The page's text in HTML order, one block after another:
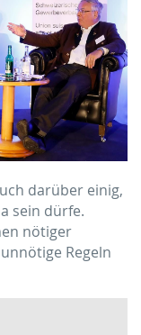
darüber einig,
sein dürfe.
nötiger
Regeln